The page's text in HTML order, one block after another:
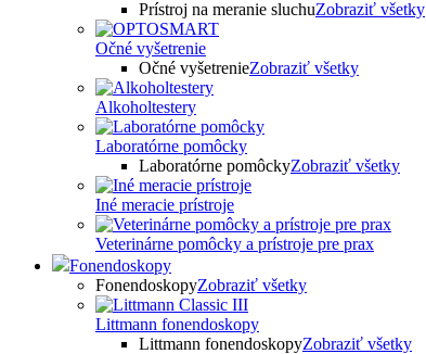
Prístroj na meranie sluchuZobraziť všetky
Očné vyšetrenie
Očné vyšetrenieZobraziť všetky
Alkoholtestery
Laboratórne pomôcky
Laboratórne pomôckyZobraziť všetky
Iné meracie prístroje
Veterinárne pomôcky a prístroje pre prax
Fonendoskopy
FonendoskopyZobraziť všetky
Littmann fonendoskopy
Littmann fonendoskopyZobraziť všetky